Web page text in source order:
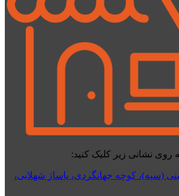
نشانی زیر کلیک کنید:
(سپه)، کوچه جهانگردی،‌ پاساژ شهلایی،